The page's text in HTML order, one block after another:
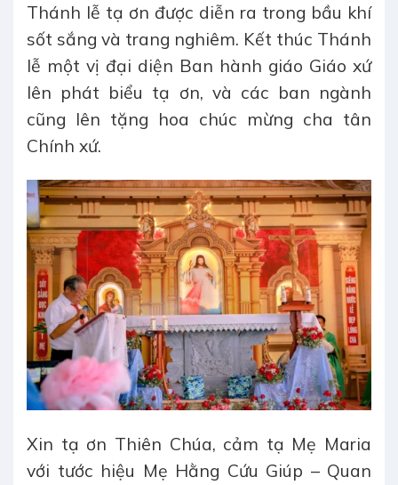
Thánh lễ tạ ơn được diễn ra trong bầu khí
sốt sắng và trang nghiêm. Kết thúc Thánh
lễ một vị đại diện Ban hành giáo Giáo xứ
lên phát biểu tạ ơn, và các ban ngành
cũng lên tặng hoa chúc mừng cha tân
Chính xứ.
Xin tạ ơn Thiên Chúa, cảm tạ Mẹ Maria
với tước hiệu Mẹ Hằng Cứu Giúp – Quan